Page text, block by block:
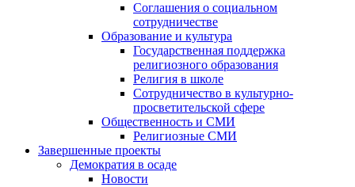
Соглашения о социальном
сотрудничестве
Образование и культура
Государственная поддержка
религиозного образования
Религия в школе
Сотрудничество в культурно-
просветительской сфере
Общественность и СМИ
Религиозные СМИ
Завершенные проекты
Демократия в осаде
Новости